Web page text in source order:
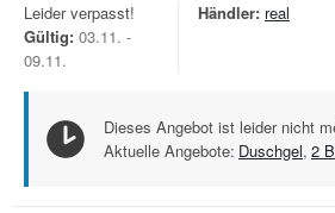
Leider verpasst!
Gültig: 03.11. -
09.11.
Händler: real
Dieses Angebot ist leider nicht
Aktuelle Angebote: Duschgel, 2